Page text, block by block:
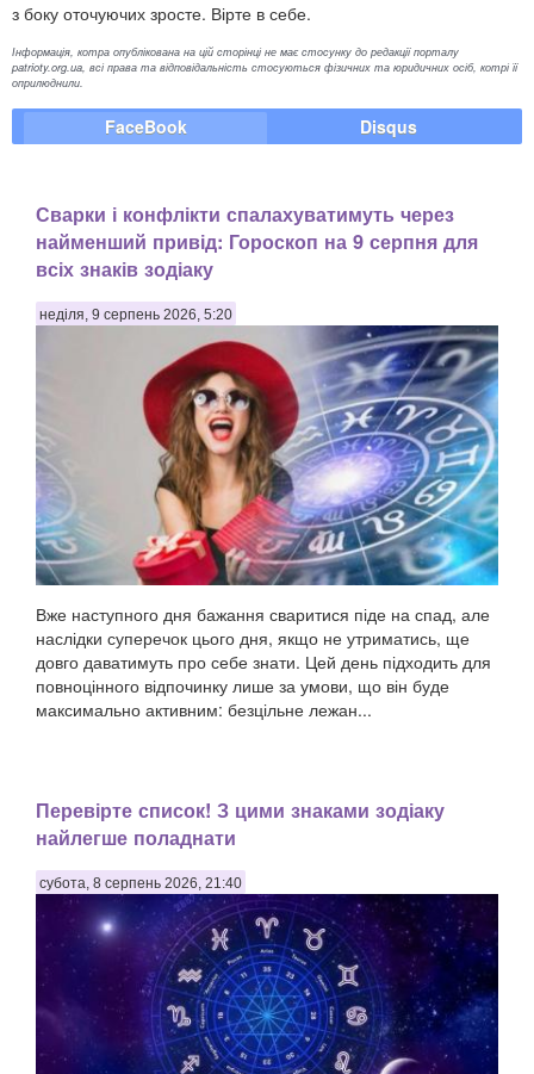
з боку оточуючих зросте. Вірте в себе.
Інформація, котра опублікована на цій сторінці не має стосунку до редакції порталу
patrioty.org.ua, всі права та відповідальність стосуються фізичних та юридичних осіб, котрі її
оприлюднили.
FaceBook Disqus
Сварки і конфлікти спалахуватимуть через
найменший привід: Гороскоп на 9 серпня для
всіх знаків зодіаку
неділя, 9 серпень 2026, 5:20
Вже наступного дня бажання сваритися піде на спад, але
наслідки суперечок цього дня, якщо не утриматись, ще
довго даватимуть про себе знати. Цей день підходить для
повноцінного відпочинку лише за умови, що він буде
максимально активним: безцільне лежан...
Перевірте список! З цими знаками зодіаку
найлегше поладнати
субота, 8 серпень 2026, 21:40